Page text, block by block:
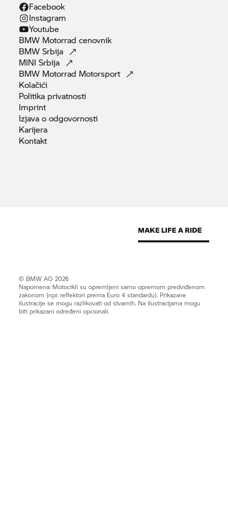
Facebook
Instagram
Youtube
BMW Motorrad cenovnik
BMWSrbija
MINISrbija
BMW Motorrad Motorsport
Kolačići
Politika privatnosti
Imprint
Izjava oodgovornosti
Karijera
Kontakt
© BMW AG 2026
Napomena: Motocikli su opremljeni samo opremom predviđenom
zakonom (npr. reflektori prema Euro 4 standardu). Prikazane
ilustracije se mogu razlikovati od stvarnih. Na ilustracijama mogu
biti prikazani određeni opcionali.